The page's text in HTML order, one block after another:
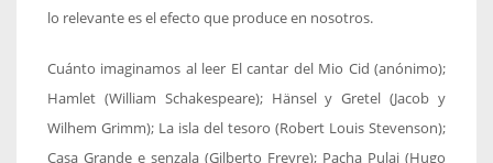
lo relevante es el efecto que produce en nosotros.
Cuánto imaginamos al leer El cantar del Mio Cid (anónimo);
Hamlet (William Schakespeare); Hänsel y Gretel (Jacob y
Wilhem Grimm); La isla del tesoro (Robert Louis Stevenson);
Casa Grande e senzala (Gilberto Freyre); Pacha Pulai (Hugo